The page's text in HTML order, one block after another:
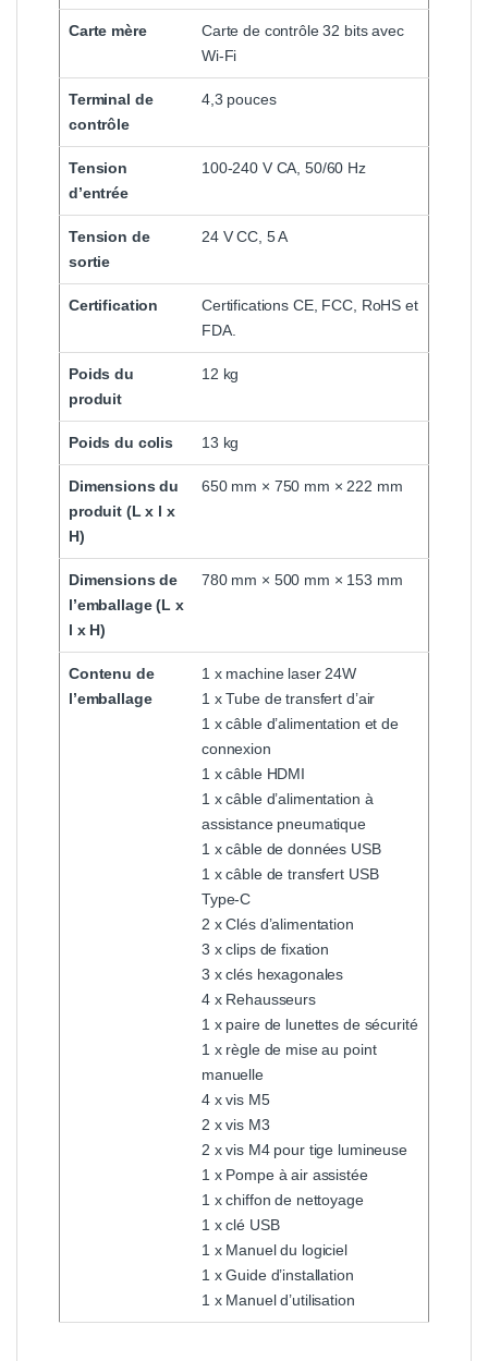
Carte mère
Carte de contrôle 32 bits avec
Wi-Fi
Terminal de
contrôle
4,3 pouces
Tension
d’entrée
100-240 V CA, 50/60 Hz
Tension de
sortie
24 V CC, 5 A
Certification
Certifications CE, FCC, RoHS et
FDA.
Poids du
produit
12 kg
Poids du colis 13 kg
Dimensions du
produit (L x l x
H)
650 mm × 750 mm × 222 mm
Dimensions de
l’emballage (L x
l x H)
780 mm × 500 mm × 153 mm
Contenu de
l’emballage
1 x machine laser 24W
1 x Tube de transfert d’air
1 x câble d’alimentation et de
connexion
1 x câble HDMI
1 x câble d’alimentation à
assistance pneumatique
1 x câble de données USB
1 x câble de transfert USB
Type-C
2 x Clés d’alimentation
3 x clips de fixation
3 x clés hexagonales
4 x Rehausseurs
1 x paire de lunettes de sécurité
1 x règle de mise au point
manuelle
4 x vis M5
2 x vis M3
2 x vis M4 pour tige lumineuse
1 x Pompe à air assistée
1 x chiffon de nettoyage
1 x clé USB
1 x Manuel du logiciel
1 x Guide d’installation
1 x Manuel d’utilisation